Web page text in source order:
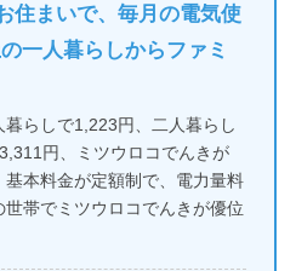
住まいで、毎月の電気使
一人暮らしからファミ
らしで1,223円、二人暮らし
円、ミツウロコでんきが
本料金が定額制で、電力量料
帯でミツウロコでんきが優位